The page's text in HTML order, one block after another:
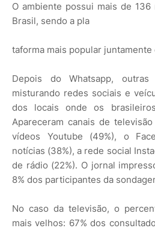
O ambiente possui mais de
Brasil, sendo a pla
taforma mais popular juntamente
Depois do Whatsapp,
misturando redes sociais e
dos locais onde os
Apareceram canais de
vídeos Youtube (49%), o
notícias (38%), a rede social
de rádio (22%). O jornal
8% dos participantes da
No caso da televisão, o
mais velhos: 67% dos